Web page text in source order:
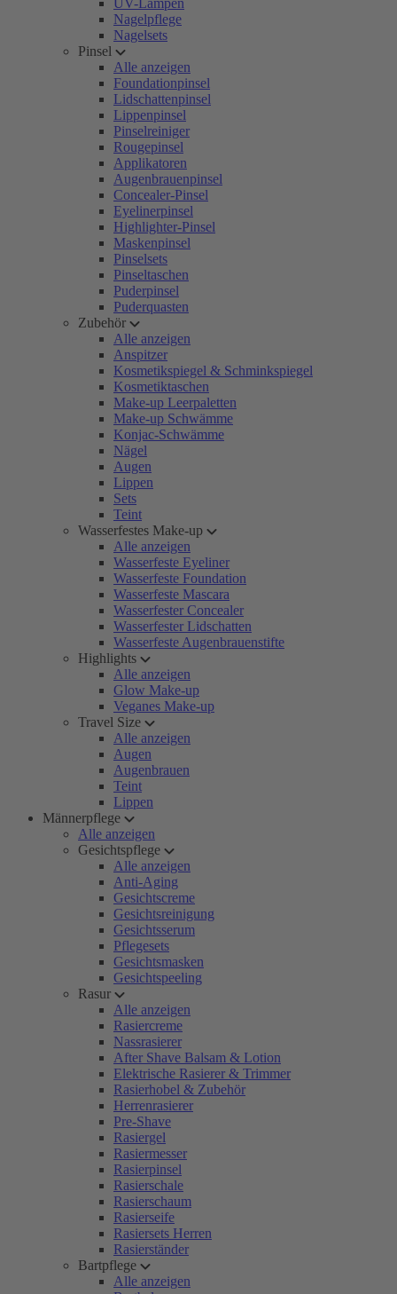
UV-Lampen
Nagelpflege
Nagelsets
Pinsel
Alle anzeigen
Foundationpinsel
Lidschattenpinsel
Lippenpinsel
Pinselreiniger
Rougepinsel
Applikatoren
Augenbrauenpinsel
Concealer-Pinsel
Eyelinerpinsel
Highlighter-Pinsel
Maskenpinsel
Pinselsets
Pinseltaschen
Puderpinsel
Puderquasten
Zubehör
Alle anzeigen
Anspitzer
Kosmetikspiegel & Schminkspiegel
Kosmetiktaschen
Make-up Leerpaletten
Make-up Schwämme
Konjac-Schwämme
Nägel
Augen
Lippen
Sets
Teint
Wasserfestes Make-up
Alle anzeigen
Wasserfeste Eyeliner
Wasserfeste Foundation
Wasserfeste Mascara
Wasserfester Concealer
Wasserfester Lidschatten
Wasserfeste Augenbrauenstifte
Highlights
Alle anzeigen
Glow Make-up
Veganes Make-up
Travel Size
Alle anzeigen
Augen
Augenbrauen
Teint
Lippen
Männerpflege
Alle anzeigen
Gesichtspflege
Alle anzeigen
Anti-Aging
Gesichtscreme
Gesichtsreinigung
Gesichtsserum
Pflegesets
Gesichtsmasken
Gesichtspeeling
Rasur
Alle anzeigen
Rasiercreme
Nassrasierer
After Shave Balsam & Lotion
Elektrische Rasierer & Trimmer
Rasierhobel & Zubehör
Herrenrasierer
Pre-Shave
Rasiergel
Rasiermesser
Rasierpinsel
Rasierschale
Rasierschaum
Rasierseife
Rasiersets Herren
Rasierständer
Bartpflege
Alle anzeigen